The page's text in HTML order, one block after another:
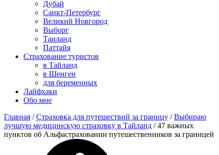
Дубай
Санкт-Петербург
Великий Новгород
Выборг
Таиланд
Паттайя
Страхование туристов
в Тайланд
в Шенген
для беременных
Лайфхаки
Обо мне
Главная / Страховка для путешествий за границу / Выбираю
лучшую медицинскую страховку в Тайланд / 47 важных
пунктов об Альфастраховании путешественников за границей